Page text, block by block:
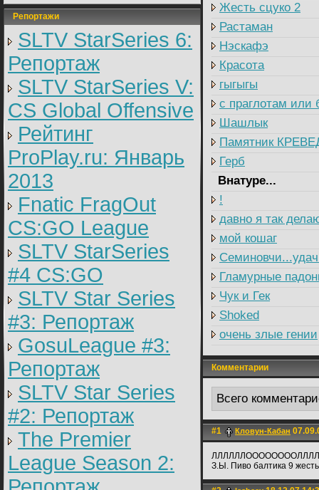
Репортажи
SLTV StarSeries 6:
Репортаж
SLTV StarSeries V:
CS Global Offensive
Рейтинг
ProPlay.ru: Январь
2013
Fnatic FragOut
CS:GO League
SLTV StarSeries
#4 CS:GO
SLTV Star Series
#3: Репортаж
GosuLeague #3:
Репортаж
SLTV Star Series
#2: Репортаж
The Premier
League Season 2:
Жесть сцуко 2
Растаман
Нэскафэ
Красота
гыгыгы
с праглотам или
Шашлык
Памятник
Герб
Внатуре...
!
давно я так
мой кошаг
Гламурные
Чук и Гек
Shoked
очень злые гении
Комментарии
Всего
#1 Кловун-Кабан
З.Ы. Пиво балтика 9